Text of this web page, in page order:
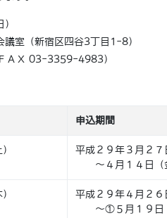
室（新宿区四谷3丁目1-8）
ＡＸ 03-3359-4983）
申込期間
平成２９年３月２７
～４月１４日（
平成２９年４月２６
～①５月１９日